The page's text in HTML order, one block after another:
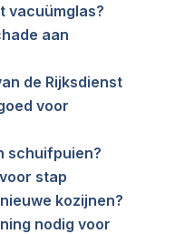
vacuümglas?
aan
de Rijksdienst
voor
schuifpuien?
stap
kozijnen?
nodig voor